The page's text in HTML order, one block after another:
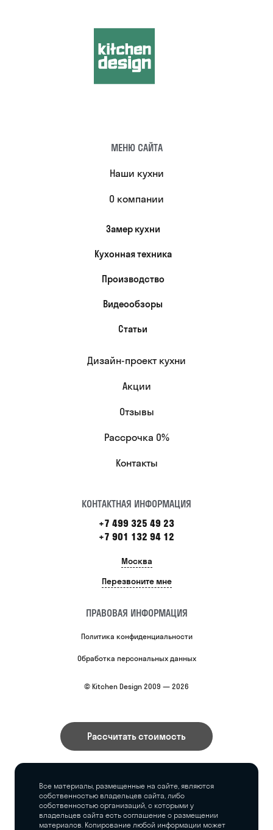
МЕНЮ САЙТА
Наши кухни
О компании
Замер кухни
Кухонная техника
Производство
Видеообзоры
Статьи
Дизайн-проект кухни
Акции
Отзывы
Рассрочка 0%
Контакты
КОНТАКТНАЯ ИНФОРМАЦИЯ
+7 499 325 49 23
+7 901 132 94 12
Москва
Перезвоните мне
ПРАВОВАЯ ИНФОРМАЦИЯ
Политика конфиденциальности
Обработка персональных данных
© Kitchen Design 2009 — 2026
Рассчитать стоимость
Все материалы, размещенные на сайте, являются
собственностью владельцев сайта, либо
собственностью организаций, с которыми у
владельцев сайта есть соглашение о размещении
материалов. Копирование любой информации может